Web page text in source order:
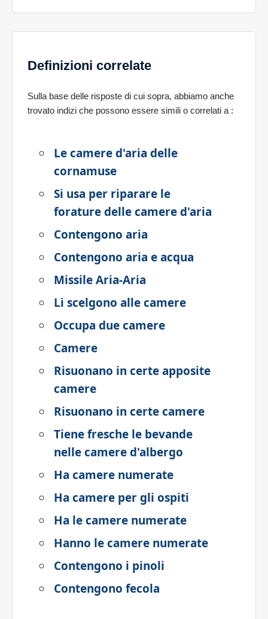
Definizioni correlate
Sulla base delle risposte di cui sopra, abbiamo anche
trovato indizi che possono essere simili o correlati a :
Le camere d'aria delle
cornamuse
Si usa per riparare le
forature delle camere d'aria
Contengono aria
Contengono aria e acqua
Missile Aria-Aria
Li scelgono alle camere
Occupa due camere
Camere
Risuonano in certe apposite
camere
Risuonano in certe camere
Tiene fresche le bevande
nelle camere d'albergo
Ha camere numerate
Ha camere per gli ospiti
Ha le camere numerate
Hanno le camere numerate
Contengono i pinoli
Contengono fecola